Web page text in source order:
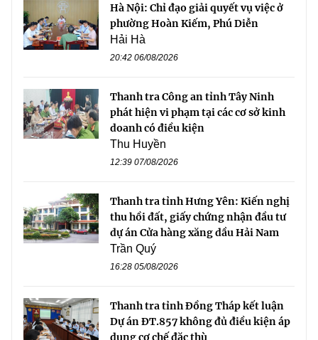
Hà Nội: Chỉ đạo giải quyết vụ việc ở
phường Hoàn Kiếm, Phú Diễn
Hải Hà
20:42 06/08/2026
Thanh tra Công an tỉnh Tây Ninh
phát hiện vi phạm tại các cơ sở kinh
doanh có điều kiện
Thu Huyền
12:39 07/08/2026
Thanh tra tỉnh Hưng Yên: Kiến nghị
thu hồi đất, giấy chứng nhận đầu tư
dự án Cửa hàng xăng dầu Hải Nam
Trần Quý
16:28 05/08/2026
Thanh tra tỉnh Đồng Tháp kết luận
Dự án ĐT.857 không đủ điều kiện áp
dụng cơ chế đặc thù